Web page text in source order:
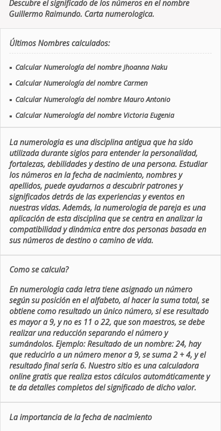
Descubre el significado de los números en el nombre
Guillermo Raimundo. Carta numerologica.
Últimos Nombres calculados:
■ Calcular Numerología del nombre Jhoanna Naku
■ Calcular Numerología del nombre Carmen
■ Calcular Numerología del nombre Mauro Antonio
■ Calcular Numerología del nombre Victoria Eugenia
La numerologia es una disciplina antigua que ha sido
utilizada durante siglos para entender la personalidad,
fortalezas, debilidades y destino de una persona. Estudiar
los números en la fecha de nacimiento, nombres y
apellidos, puede ayudarnos a descubrir patrones y
significados detrás de las experiencias y eventos en
nuestras vidas. Además, la numerologia de pareja es una
aplicación de esta disciplina que se centra en analizar la
compatibilidad y dinámica entre dos personas basada en
sus números de destino o camino de vida.
Como se calcula?
En numerologia cada letra tiene asignado un número
según su posición en el alfabeto, al hacer la suma total, se
obtiene como resultado un único número, si ese resultado
es mayor a 9, y no es 11 o 22, que son maestros, se debe
realizar una reducción separando el número y
sumándolos. Ejemplo: Resultado de un nombre: 24, hay
que reducirlo a un número menor a 9, se suma 2 + 4, y el
resultado final sería 6. Nuestro sitio es una calculadora
online gratis que realiza estos cálculos automáticamente y
te da detalles completos del significado de dicho valor.
La importancia de la fecha de nacimiento